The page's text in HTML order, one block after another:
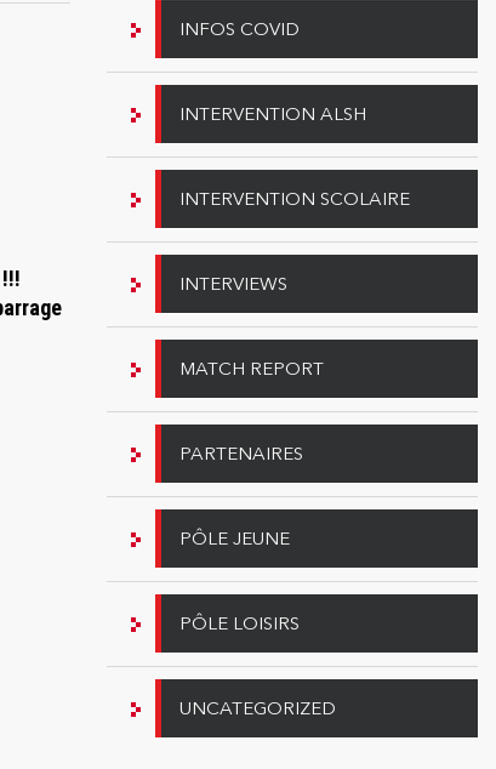
INFOS COVID
INTERVENTION ALSH
INTERVENTION SCOLAIRE
INTERVIEWS
MATCH REPORT
PARTENAIRES
PÔLE JEUNE
PÔLE LOISIRS
UNCATEGORIZED